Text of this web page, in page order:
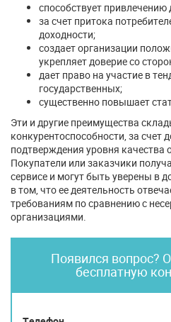
способствует
за счет притока
доходности;
создает организации
укрепляет доверие со
дает право на участие в
государственных;
существенно повышает
Эти и другие преимущества
конкурентоспособности, за счет
подтверждения уровня качества
Покупатели или заказчики
сервисе и могут быть уверены в
в том, что ее деятельность
требованиям по сравнению с
организациями.
Появился вопрос?
бесплатную